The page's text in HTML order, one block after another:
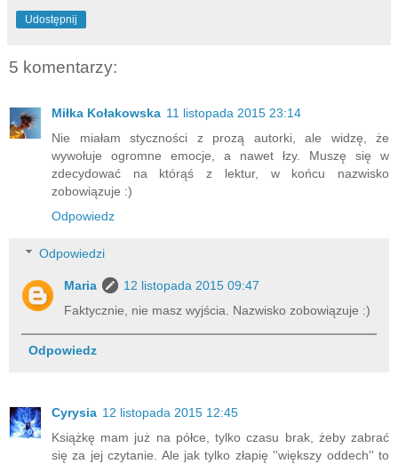
Udostępnij
5 komentarzy:
Miłka Kołakowska 11 listopada 2015 23:14
Nie miałam styczności z prozą autorki, ale widzę, że
wywołuje ogromne emocje, a nawet łzy. Muszę się w
zdecydować na którąś z lektur, w końcu nazwisko
zobowiązuje :)
Odpowiedz
Odpowiedzi
Maria
12 listopada 2015 09:47
Faktycznie, nie masz wyjścia. Nazwisko zobowiązuje :)
Odpowiedz
Cyrysia 12 listopada 2015 12:45
Książkę mam już na półce, tylko czasu brak, żeby zabrać
się za jej czytanie. Ale jak tylko złapię ''większy oddech'' to